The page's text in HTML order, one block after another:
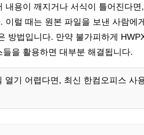
내용이 깨지거나 서식이 틀어진다
이럴 때는 원본 파일을 보낸 사람에
방법입니다. 만약 불가피하게
을 활용하면 대부분 해결됩니다.
열기 어렵다면, 최신 한컴오피스 사